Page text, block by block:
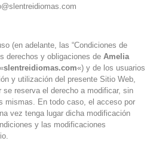
(en adelante, las “Condiciones de
derechos y obligaciones de Amelia
slentreidiomas.com«) y de los usuarios
y utilización del presente Sitio Web,
reserva el derecho a modificar, sin
mismas. En todo caso, el acceso por
vez tenga lugar dicha modificación
y las modificaciones